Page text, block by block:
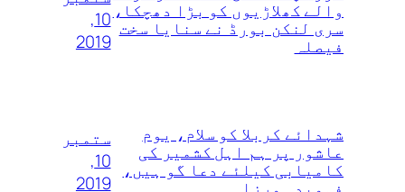
والے کھلاڑیوں‌ کو بڑا دھچکا،
سری لنکن بورڈ نے سنایا سخت
فیصلہ
10,
2019
شہدائے کربلا کو سلام، یوم
عاشور پر ہم اہل کشمیر کی
کامیابی کیلئے دعا گو ہیں،
ستمبر
10,
2019